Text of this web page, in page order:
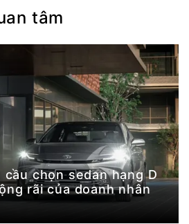
tâm
cầu chọn sedan hạng D
rãi của doanh nhân